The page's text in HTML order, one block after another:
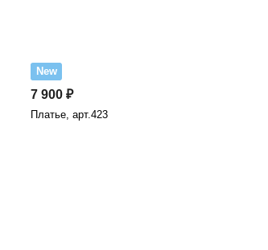
New
7 900 ₽
Платье, арт.423